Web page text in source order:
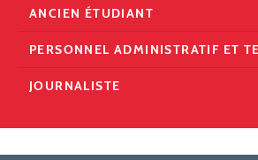
ANCIEN ÉTUDIANT
PERSONNEL ADMINISTRATIF ET
JOURNALISTE